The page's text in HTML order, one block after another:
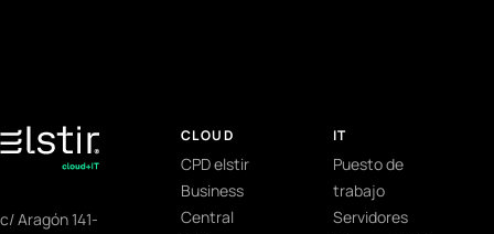
c/ Aragón 141-
CLOUD
CPD elstir
Business
Central
IT
Puesto de
trabajo
Servidores